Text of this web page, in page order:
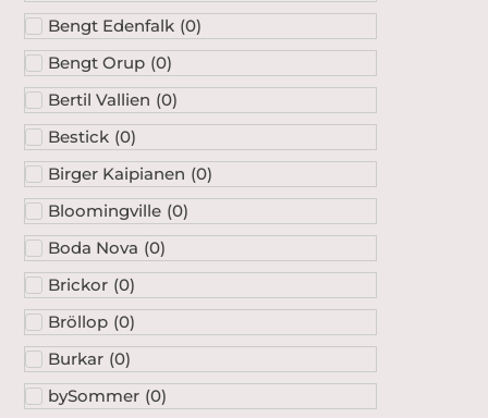
Bengt Edenfalk (0)
Bengt Orup (0)
Bertil Vallien (0)
Bestick (0)
Birger Kaipianen (0)
Bloomingville (0)
Boda Nova (0)
Brickor (0)
Bröllop (0)
Burkar (0)
bySommer (0)